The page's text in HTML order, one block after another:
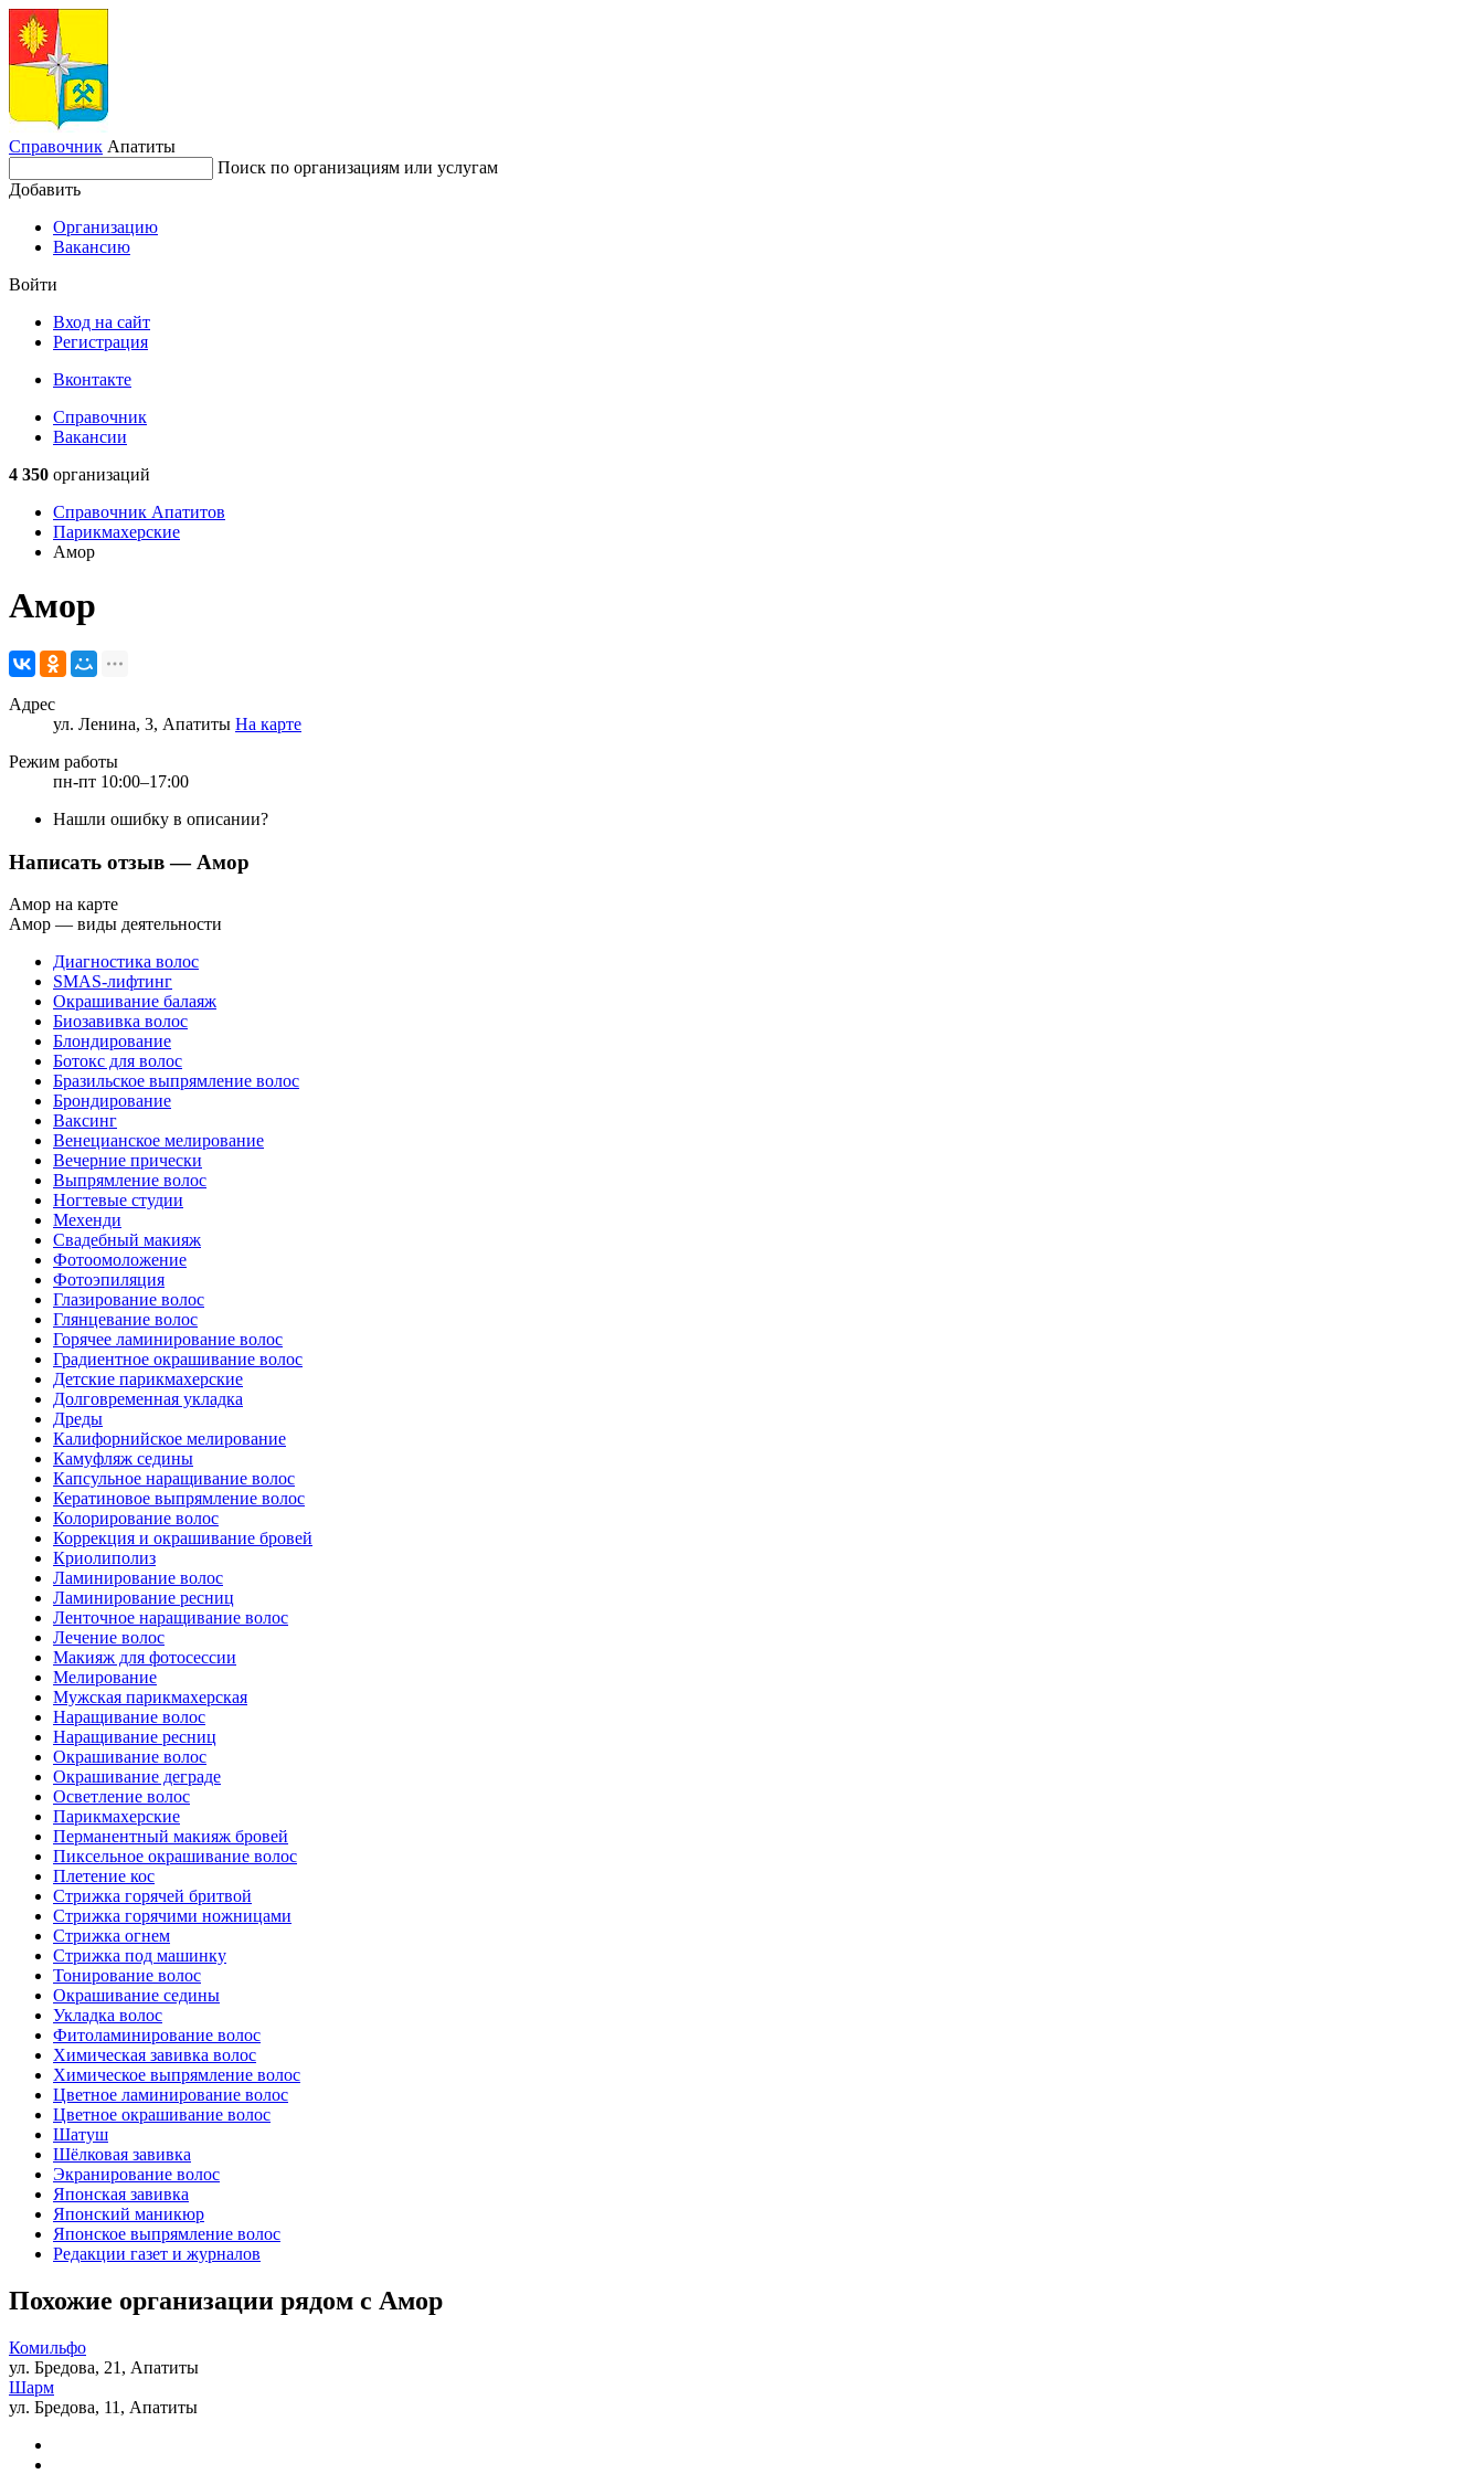
Справочник Апатиты
Поиск по организациям или услугам
Добавить
Организацию
Вакансию
Войти
Вход на сайт
Регистрация
Вконтакте
Справочник
Вакансии
4 350 организаций
Справочник Апатитов
Парикмахерские
Амор
Амор
Адрес
ул. Ленина, 3, Апатиты На карте
Режим работы
пн-пт 10:00–17:00
Нашли ошибку в описании?
Написать отзыв— Амор
Амор на карте
Амор — виды деятельности
Диагностика волос
SMAS-лифтинг
Окрашивание балаяж
Биозавивка волос
Блондирование
Ботокс для волос
Бразильское выпрямление волос
Брондирование
Ваксинг
Венецианское мелирование
Вечерние прически
Выпрямление волос
Ногтевые студии
Мехенди
Свадебный макияж
Фотоомоложение
Фотоэпиляция
Глазирование волос
Глянцевание волос
Горячее ламинирование волос
Градиентное окрашивание волос
Детские парикмахерские
Долговременная укладка
Дреды
Калифорнийское мелирование
Камуфляж седины
Капсульное наращивание волос
Кератиновое выпрямление волос
Колорирование волос
Коррекция и окрашивание бровей
Криолиполиз
Ламинирование волос
Ламинирование ресниц
Ленточное наращивание волос
Лечение волос
Макияж для фотосессии
Мелирование
Мужская парикмахерская
Наращивание волос
Наращивание ресниц
Окрашивание волос
Окрашивание деграде
Осветление волос
Парикмахерские
Перманентный макияж бровей
Пиксельное окрашивание волос
Плетение кос
Стрижка горячей бритвой
Стрижка горячими ножницами
Стрижка огнем
Стрижка под машинку
Тонирование волос
Окрашивание седины
Укладка волос
Фитоламинирование волос
Химическая завивка волос
Химическое выпрямление волос
Цветное ламинирование волос
Цветное окрашивание волос
Шатуш
Шёлковая завивка
Экранирование волос
Японская завивка
Японский маникюр
Японское выпрямление волос
Редакции газет и журналов
Похожие организации рядом с Амор
Комильфо
ул. Бредова, 21, Апатиты
Шарм
ул. Бредова, 11, Апатиты